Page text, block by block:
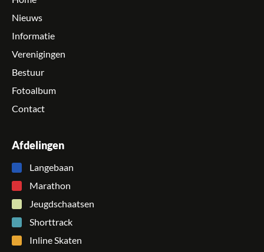
Nieuws
Informatie
Verenigingen
Bestuur
Fotoalbum
Contact
Afdelingen
Langebaan
Marathon
Jeugdschaatsen
Shorttrack
Inline Skaten